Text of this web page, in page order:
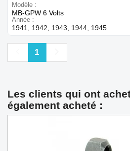
Modèle
MB-GPW 6 Volts
Année
1941, 1942, 1943, 1944, 1945
Précédent
1
Les clients qui ont
également acheté :